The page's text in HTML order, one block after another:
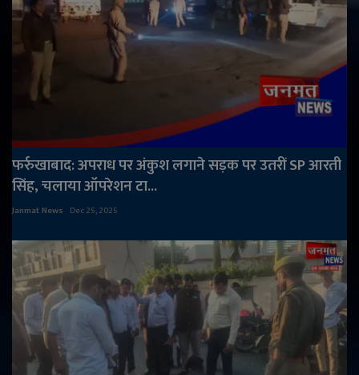
फर्रुखाबाद: अपराध पर अंकुश लगाने सड़क पर उतरीं SP आरती
सिंह, चलाया ऑपरेशन टा...
Janmat News Dec 25, 2025